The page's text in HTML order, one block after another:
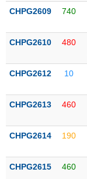
Theo
dõi
biệt
được
quỹ
mục
ETF
Cổ
CHPG2609 740
CHPG2610 480
CHPG2612 10
CHPG2613 460
CHPG2614 190
CHPG2615 460
CÔNG
ĐẦU
TƯ
DỮ
MỚI